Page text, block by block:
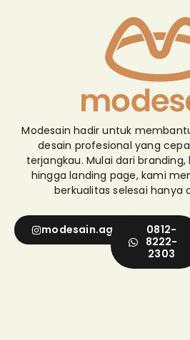
Modesain hadir untuk
desain profesional yang
terjangkau. Mulai dari
hingga landing page, kami
berkualitas selesai hanya
modesain.agency
0812-
8222-
2303